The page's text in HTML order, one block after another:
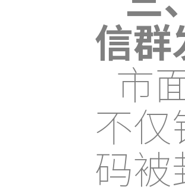
信群
市
不
码